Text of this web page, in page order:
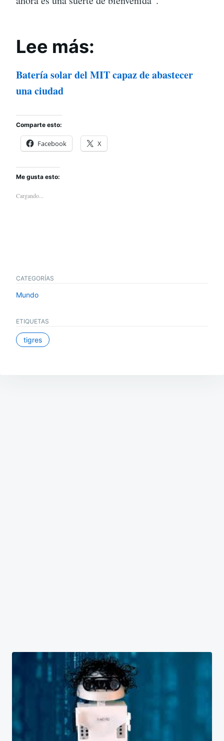
Lee más:
Batería solar del MIT capaz de abastecer
una ciudad
Comparte esto:
Facebook X
Me gusta esto:
Cargando...
CATEGORÍAS
Mundo
ETIQUETAS
tigres